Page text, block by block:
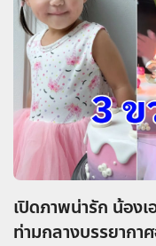
เปิดภาพน่ารัก น้อง
ท่ามกลางบรรยากา